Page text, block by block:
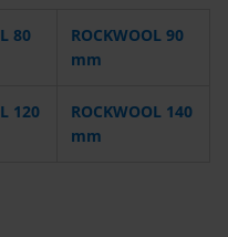
80
ROCKWOOL 90
mm
120
ROCKWOOL 140
mm